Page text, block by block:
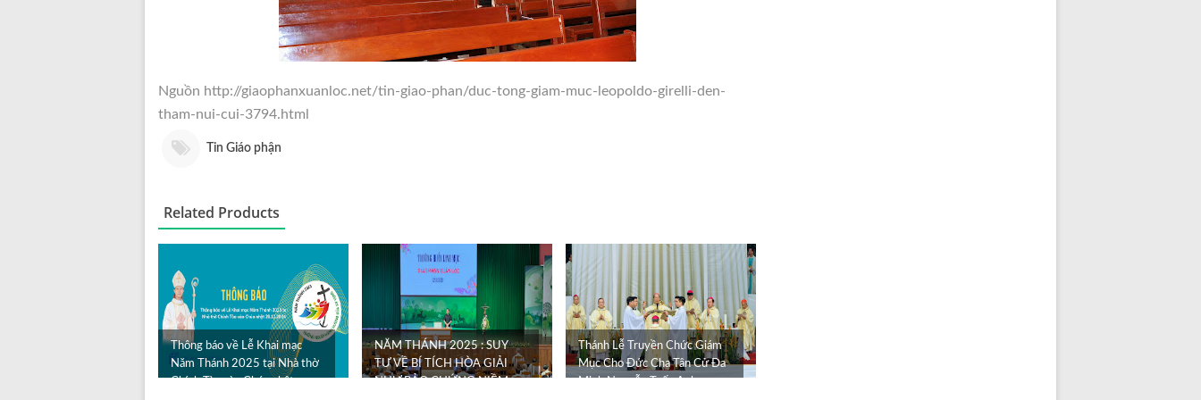
Nguồn http://giaophanxuanloc.net/tin-giao-phan/duc-tong-giam-muc-leopoldo-girelli-den-
tham-nui-cui-3794.html
Tin Giáo phận
Related Products
Thông báo về Lễ Khai mạc
Năm Thánh 2025 tại Nhà thờ
Chính Tòa vào Chúa nhật
NĂM THÁNH 2025 : SUY
TƯ VỀ BÍ TÍCH HÒA GIẢI
NHƯ BẢO CHỨNG NIỀM
Thánh Lễ Truyền Chức Giám
Mục Cho Đức Cha Tân Cử Đa
Minh Nguyễn Tuấn Anh